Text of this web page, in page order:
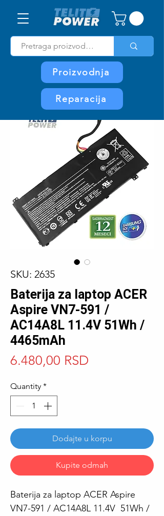
Proizvodnja
Reparacija
SKU: 2635
Baterija za laptop ACER
Aspire VN7-591 /
AC14A8L 11.4V 51Wh /
4465mAh
6.480,00 RSD
Quantity *
Dodajte u korpu
Kupite odmah
Baterija za laptop ACER Aspire
VN7-591 / AC14A8L 11.4V 51Wh /